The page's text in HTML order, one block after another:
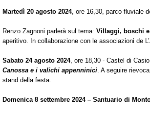
Martedì 20 agosto 2024, ore 16,30, parco fluviale
Renzo Zagnoni parlerà sul tema: Villaggi, boschi
aperitivo. In collaborazione con le associazioni de
Sabato 24 agosto 2024, ore 18,30 - Castel di
Canossa e i valichi appenninici. A seguire
stand della festa.
Domenica 8 settembre 2024 – Santuario di